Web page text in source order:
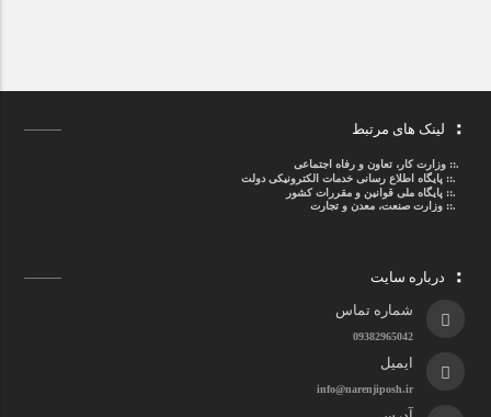
لینک های مرتبط
.::وزارت کار، تعاون و رفاه اجتماعی
.::پایگاه اطلاع رسانی خدمات الکترونیکی دولت
.::پایگاه ملی قوانین و مقررات کشور
.:: وزارت صنعت، معدن و تجارت
درباره سایت
شماره تماس
09382965042
ایمیل
info@narenjiposh.ir